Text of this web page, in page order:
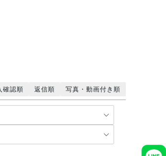
確認順 返信順 写真・動画付き順